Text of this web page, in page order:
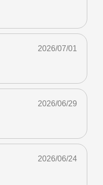
2026/07/01
2026/06/29
2026/06/24